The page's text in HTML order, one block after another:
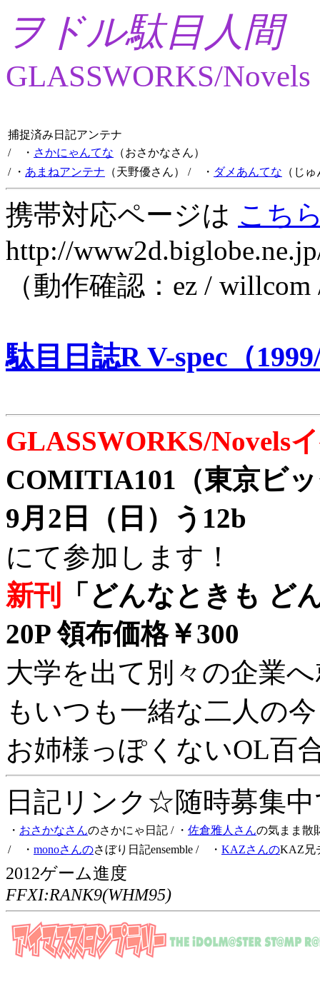
ヲドル駄目人間
GLASSWORKS/Novels
捕捉済み日記アンテナ
/ ・ さかにゃんてな （おさかなさん）
/ ・ あまねアンテナ （天野優さん） / ・ ダメあんてな （じ
携帯対応ページは こち
http://
（動作確認：ez /
駄目日誌R V-spec（
GLASSWORKS/Novels
COMITIA101（東京ビ
9月2日（日）う12b
にて参加します！
新刊
「どんなときも ど
20P 領布価格￥300
大学を出て別々の企業
もいつも一緒な二人の
お姉様っぽくないOL百
日記リンク☆随時募集
・ おさかなさんのさかにゃ日記 / ・ 佐倉雅人さんの気まま散
/ ・ monoさんのさぼり日記ensemble / ・ KAZさんのKAZ兄
2012ゲーム進度
FFXI:RANK9(WHM95)